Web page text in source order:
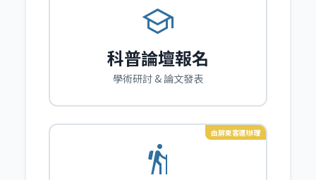
school
科普論壇報名
學術研討 & 論文發表
由屏東客運辦理
hiking